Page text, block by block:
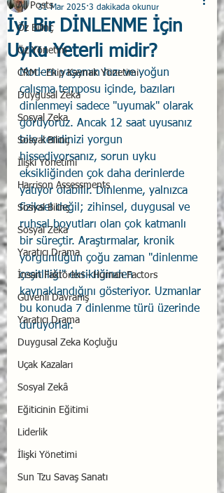
All Posts
Öz Bilinç
Öz Yönetim
CRM - Ekip Kaynak Yönetimi
Duygusal Zeka
Sosyal Zeka
Sosyal Bilinç
İlişki Yönetimi
Harrison Assessments
Sosyal Bilinç
Sosyal Zeka
Yaratıcı Drama
İnsan Faktörleri - Human Factors
Güvenli Davranış
Yaratıcı Drama
Duygusal Zeka Koçluğu
Uçak Kazaları
Sosyal Zekâ
Eğiticinin Eğitimi
Liderlik
İlişki Yönetimi
Sun Tzu Savaş Sanatı
İyi Bir DİNLENME İçin
Uyku Yeterli midir?
31 Mar 2025 3 dakikada okunur
Modern yaşamın hızı ve yoğun
çalışma temposu içinde, bazıları
dinlenmeyi sadece "uyumak" olarak
görüyoruz. Ancak 12 saat uyusanız
bile kendinizi yorgun
hissediyorsanız, sorun uyku
eksikliğinden çok daha derinlerde
yatıyor olabilir. Dinlenme, yalnızca
fiziksel değil; zihinsel, duygusal ve
ruhsal boyutları olan çok katmanlı
bir süreçtir. Araştırmalar, kronik
yorgunluğun çoğu zaman "dinlenme
çeşitliliği" eksikliğinden
kaynaklandığını gösteriyor. Uzmanlar
bu konuda 7 dinlenme türü üzerinde
duruyorlar.